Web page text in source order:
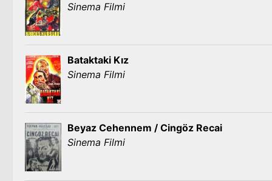
Sinema Filmi
Bataktaki Kız
Sinema Filmi
Beyaz Cehennem / Cingöz Recai
Sinema Filmi